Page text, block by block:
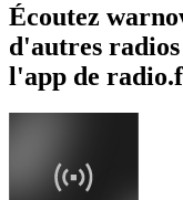
Écoutez
d'autres
l'app de